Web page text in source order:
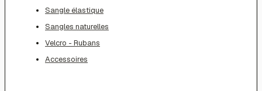
Sangle élastique
Sangles naturelles
Velcro - Rubans
Accessoires